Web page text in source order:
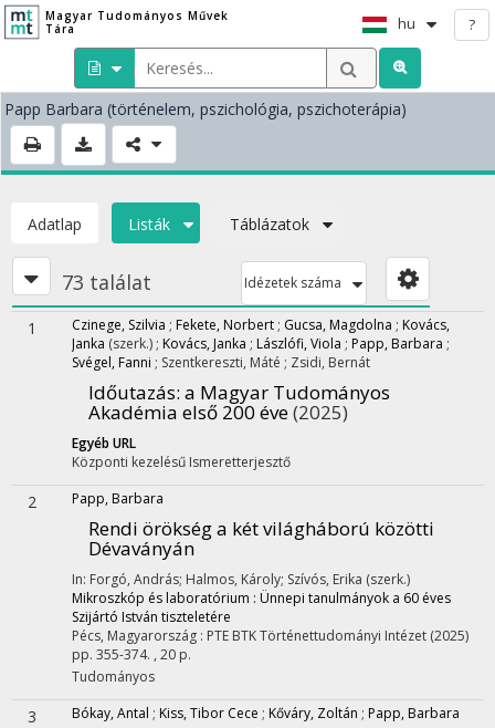
Magyar Tudományos Művek
Tára
hu ?
Papp Barbara (történelem, pszichológia, pszichoterápia)
Adatlap Listák Táblázatok
73 találat Idézetek száma
1 Czinege, Szilvia ; Fekete, Norbert ; Gucsa, Magdolna ; Kovács,
Janka (szerk.) ; Kovács, Janka ; Lászlófi, Viola ; Papp, Barbara ;
Svégel, Fanni ; Szentkereszti, Máté ; Zsidi, Bernát
Időutazás: a Magyar Tudományos
Akadémia első 200 éve(2025)
Egyéb URL
Központi kezelésű Ismeretterjesztő
2 Papp, Barbara
Rendi örökség a két világháború közötti
Dévaványán
In: Forgó, András; Halmos, Károly; Szívós, Erika (szerk.)
Mikroszkóp és laboratórium : Ünnepi tanulmányok a 60 éves
Szijártó István tiszteletére
Pécs, Magyarország : PTE BTK Történettudományi Intézet (2025)
pp. 355-374. , 20 p.
Tudományos
3 Bókay, Antal ; Kiss, Tibor Cece ; Kőváry, Zoltán ; Papp, Barbara